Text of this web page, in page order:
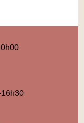
16h30